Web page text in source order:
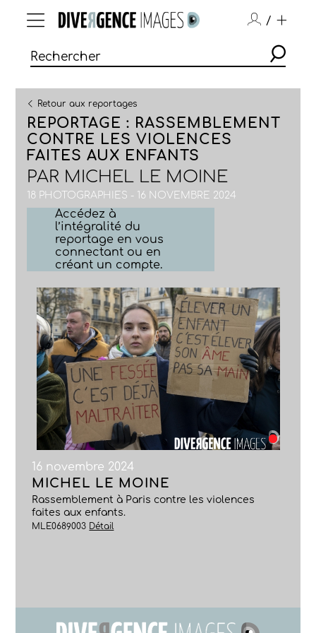
/
Retour aux reportages
REPORTAGE : RASSEMBLEMENT
CONTRE LES VIOLENCES
FAITES AUX ENFANTS
PAR MICHEL LE MOINE
18 PHOTOGRAPHIES - 16 NOVEMBRE 2024
Accédez à
l’intégralité du
reportage en vous
connectant ou en
créant un compte.
16 novembre 2024
MICHEL LE MOINE
Rassemblement à Paris contre les violences
faites aux enfants.
MLE0689003 Détail